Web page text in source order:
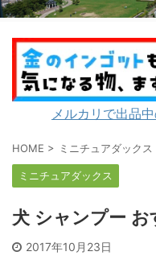
メルカリで出品
HOME > ミニチュアダックス
ミニチュアダックス
犬 シャンプー お
2017年10月23日